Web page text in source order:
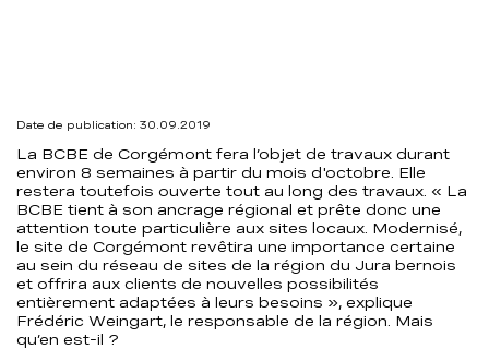
Date de publication: 30.09.2019
La BCBE de Corgémont fera l’objet de travaux durant
environ 8 semaines à partir du mois d'octobre. Elle
restera toutefois ouverte tout au long des travaux. « La
BCBE tient à son ancrage régional et prête donc une
attention toute particulière aux sites locaux. Modernisé,
le site de Corgémont revêtira une importance certaine
au sein du réseau de sites de la région du Jura bernois
et offrira aux clients de nouvelles possibilités
entièrement adaptées à leurs besoins », explique
Frédéric Weingart, le responsable de la région. Mais
qu’en est-il ?